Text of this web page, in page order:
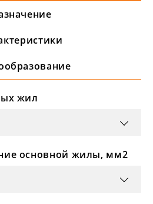
жил
основной жилы, мм2